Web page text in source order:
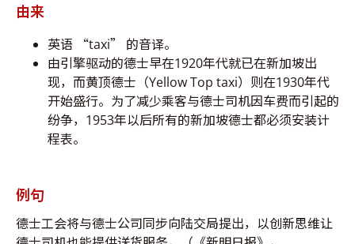
由来
英语 “taxi” 的音译。
由引擎驱动的德士早在1920年代就已在新加坡出
现，而黄顶德士（Yellow Top taxi）则在1930年代
开始盛行。为了减少乘客与德士司机因车费而引起的
纷争，1953年以后所有的新加坡德士都必须安装计
程表。
例句
德士工会将与德士公司同步向陆交局提出，以创新思维让